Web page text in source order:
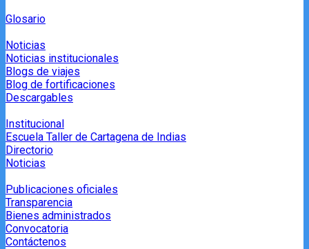
Glosario
Noticias
Noticias institucionales
Blogs de viajes
Blog de fortificaciones
Descargables
Institucional
Escuela Taller de Cartagena de Indias
Directorio
Noticias
Publicaciones oficiales
Transparencia
Bienes administrados
Convocatoria
Contáctenos